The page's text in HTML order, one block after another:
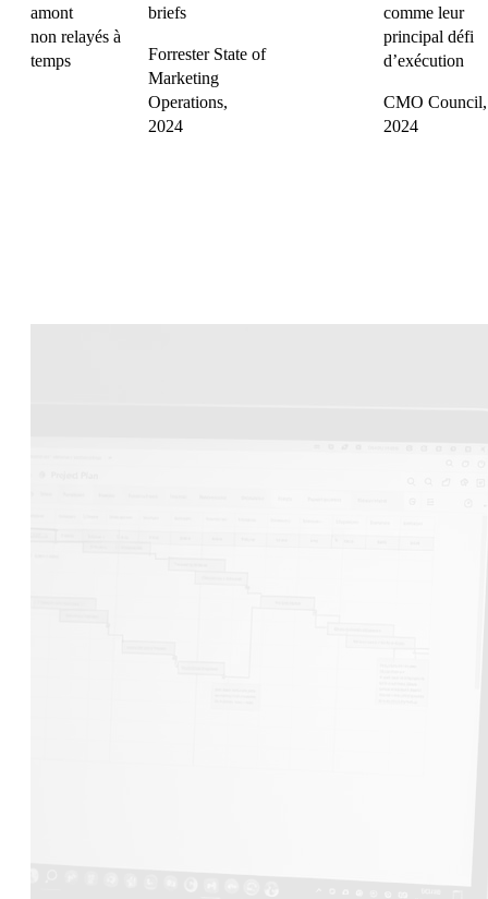
amont
non relayés à
temps
briefs
Forrester State of
Marketing
Operations,
2024
comme leur
principal défi
d’exécution
CMO Council,
2024